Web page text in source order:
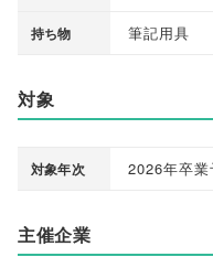
持ち物 筆記用具
対象
対象年次 2026年卒
主催企業